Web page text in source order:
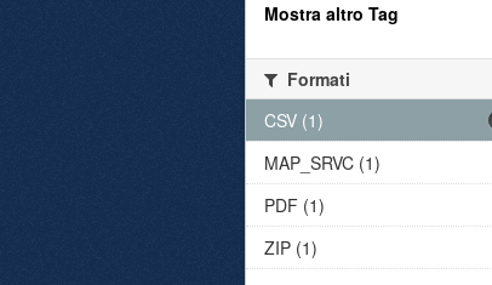
Mostra altro Tag
Formati
CSV (1)
MAP_SRVC (1)
PDF (1)
ZIP (1)